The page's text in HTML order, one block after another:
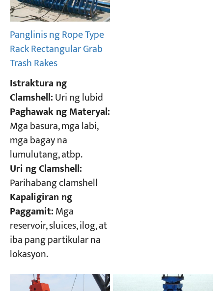
Panglinis ng Rope Type
Rack Rectangular Grab
Trash Rakes
Istraktura ng
Clamshell:Uri ng lubid
Paghawak ng Materyal:
Mga basura, mga labi,
mga bagay na
lumulutang, atbp.
Uri ng Clamshell:
Parihabang clamshell
Kapaligiran ng
Paggamit:Mga
reservoir, sluices, ilog, at
iba pang partikular na
lokasyon.